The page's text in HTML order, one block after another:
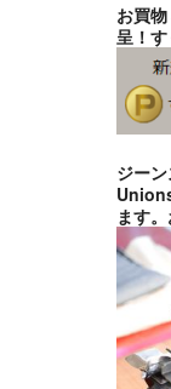
お買
呈！す
ジー
ます